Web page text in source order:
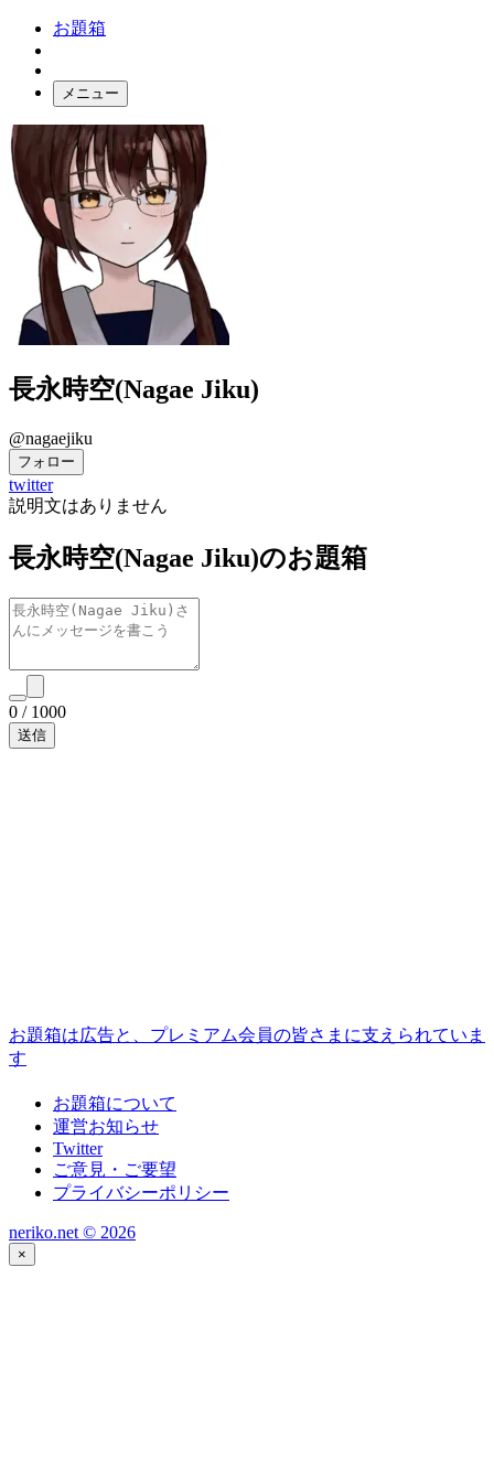
お題箱
メニュー
お題ガチャ
ログイン
長永時空(Nagae Jiku)
@nagaejiku
フォロー
twitter
説明文はありません
長永時空(Nagae Jiku)のお題箱
0 / 1000
お題箱は広告と、プレミアム会員の皆さまに支えられていま
す
お題箱について
運営お知らせ
Twitter
ご意見・ご要望
プライバシーポリシー
neriko.net © 2026
×